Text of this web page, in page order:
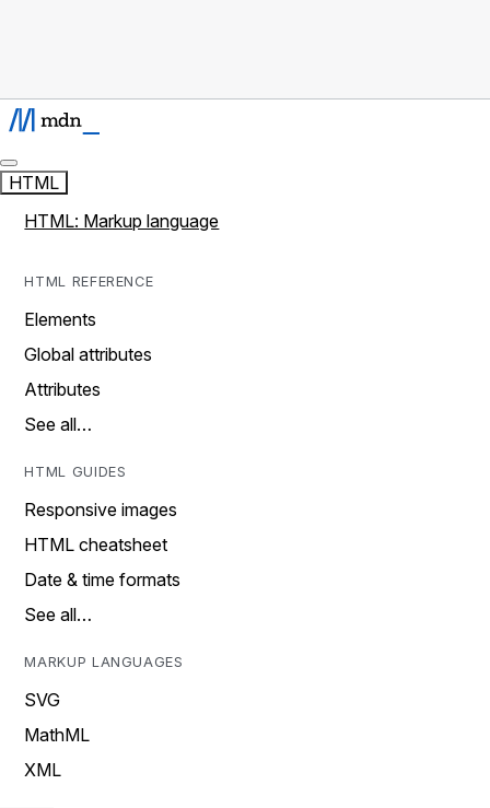
HTML
HTML: Markup language
HTML REFERENCE
Elements
Global attributes
Attributes
See all…
HTML GUIDES
Responsive images
HTML cheatsheet
Date & time formats
See all…
MARKUP LANGUAGES
SVG
MathML
XML